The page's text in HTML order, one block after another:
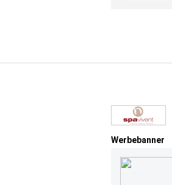
Werbebanner